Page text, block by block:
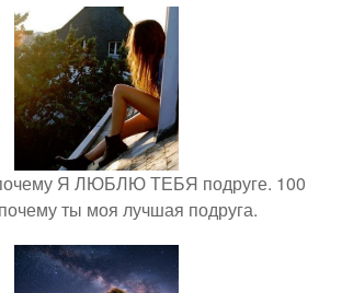
Я ЛЮБЛЮ ТЕБЯ подруге. 100
ты моя лучшая подруга.